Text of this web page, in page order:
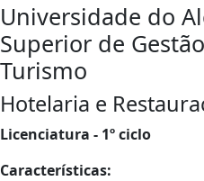
Universidade do
Superior de
Turismo
Hotelaria e
Licenciatura - 1º ciclo
Características: